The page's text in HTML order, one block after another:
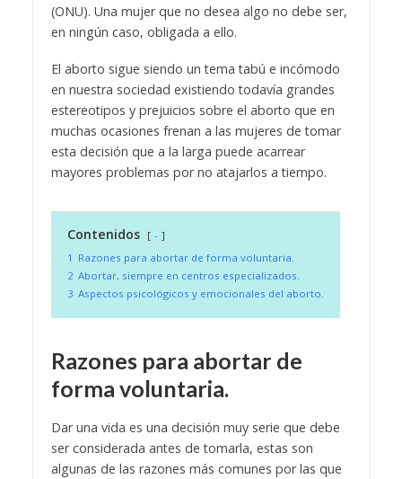
(ONU). Una mujer que no desea algo no debe ser,
en ningún caso, obligada a ello.
El aborto sigue siendo un tema tabú e incómodo
en nuestra sociedad existiendo todavía grandes
estereotipos y prejuicios sobre el aborto que en
muchas ocasiones frenan a las mujeres de tomar
esta decisión que a la larga puede acarrear
mayores problemas por no atajarlos a tiempo.
Contenidos
-
1 Razones para abortar de forma voluntaria.
2 Abortar, siempre en centros especializados.
3 Aspectos psicológicos y emocionales del aborto.
Razones para abortar de
forma voluntaria.
Dar una vida es una decisión muy serie que debe
ser considerada antes de tomarla, estas son
algunas de las razones más comunes por las que